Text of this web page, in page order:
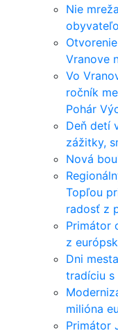
Nie
Vranove
Vo
ročník
Pohár
Deň detí
zážitky,
Nová
Topľou
radosť z
Primátor
z
Dni
tradíciu s
milióna
Primátor